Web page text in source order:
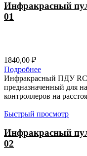
Инфракрасный
01
1840,00 ₽
Подробнее
Инфракрасный ПДУ RC-
предназначенный для
контроллеров на
Быстрый просмотр
Инфракрасный
02